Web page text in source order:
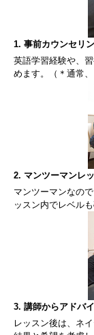
1. 事前カウンセリン
英語学習経験や、
めます。（＊通常
2. マンツーマンレッ
マンツーマンなの
ッスン内でレベル
3. 講師からアドバイ
レッスン後は、ネ